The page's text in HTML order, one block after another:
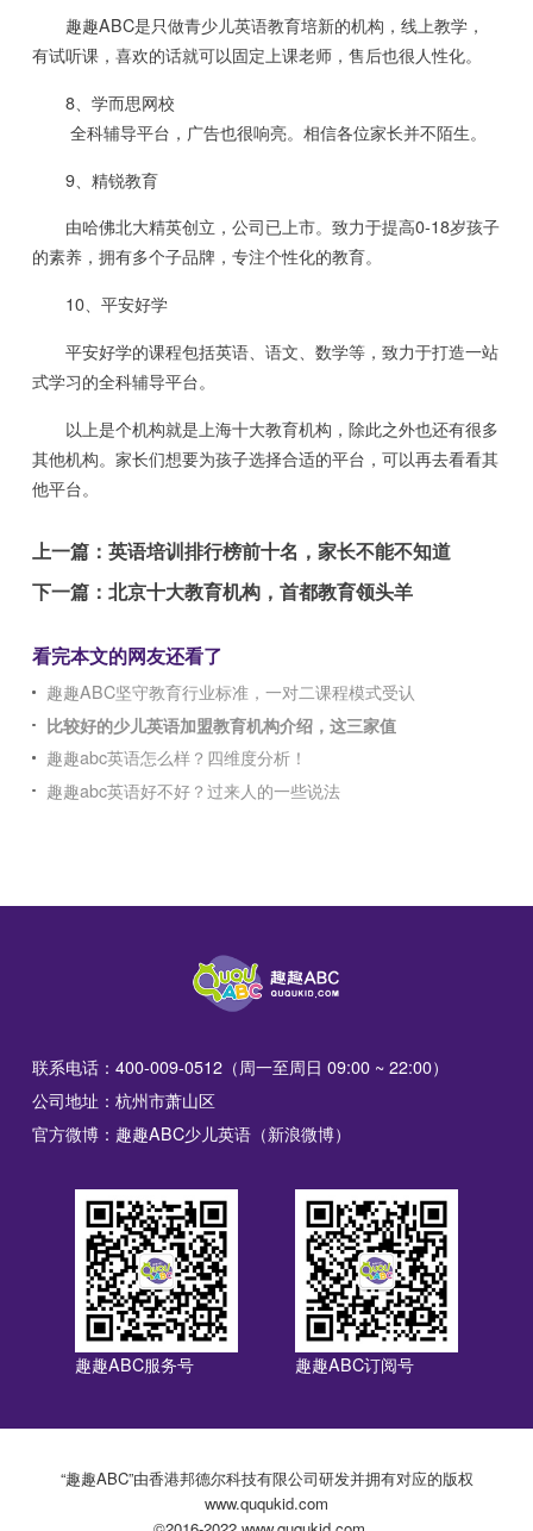
趣趣ABC是只做青少儿英语教育培新的机构，线上教学，
有试听课，喜欢的话就可以固定上课老师，售后也很人性化。
8、学而思网校
全科辅导平台，广告也很响亮。相信各位家长并不陌生。
9、精锐教育
由哈佛北大精英创立，公司已上市。致力于提高0-18岁孩子
的素养，拥有多个子品牌，专注个性化的教育。
10、平安好学
平安好学的课程包括英语、语文、数学等，致力于打造一站
式学习的全科辅导平台。
以上是个机构就是上海十大教育机构，除此之外也还有很多
其他机构。家长们想要为孩子选择合适的平台，可以再去看看其
他平台。
上一篇：英语培训排行榜前十名，家长不能不知道
下一篇：北京十大教育机构，首都教育领头羊
看完本文的网友还看了
趣趣ABC坚守教育行业标准，一对二课程模式受认
比较好的少儿英语加盟教育机构介绍，这三家值
趣趣abc英语怎么样？四维度分析！
趣趣abc英语好不好？过来人的一些说法
联系电话：400-009-0512（周一至周日 09:00 ~ 22:00）
公司地址：杭州市萧山区
官方微博：趣趣ABC少儿英语（新浪微博）
趣趣ABC服务号 趣趣ABC订阅号
“趣趣ABC”由香港邦德尔科技有限公司研发并拥有对应的版权
www.ququkid.com